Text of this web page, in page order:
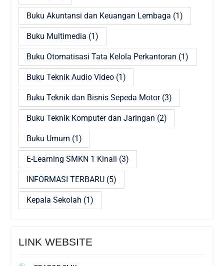
Buku Akuntansi dan Keuangan Lembaga (1)
Buku Multimedia (1)
Buku Otomatisasi Tata Kelola Perkantoran (1)
Buku Teknik Audio Video(1)
Buku Teknik dan Bisnis Sepeda Motor(3)
Buku Teknik Komputer dan Jaringan (2)
Buku Umum (1)
E-Learning SMKN 1 Kinali (3)
INFORMASI TERBARU(5)
Kepala Sekolah (1)
LINK WEBSITE